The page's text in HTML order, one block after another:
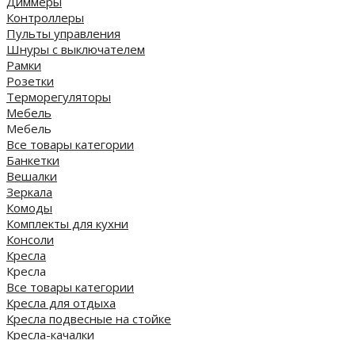
Контроллеры
Пульты управления
Шнуры с выключателем
Рамки
Розетки
Терморегуляторы
Мебель
Мебель
Все товары категории
Банкетки
Вешалки
Зеркала
Комоды
Комплекты для кухни
Консоли
Кресла
Кресла
Все товары категории
Кресла для отдыха
Кресла подвесные на стойке
Кресла-качалки